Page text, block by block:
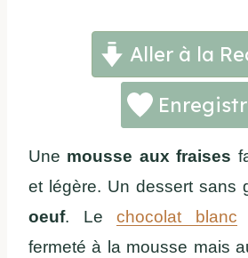
Aller à la
Une mousse aux fraises
et légère. Un dessert sans
oeuf. Le chocolat blanc
fermeté à la mousse mais